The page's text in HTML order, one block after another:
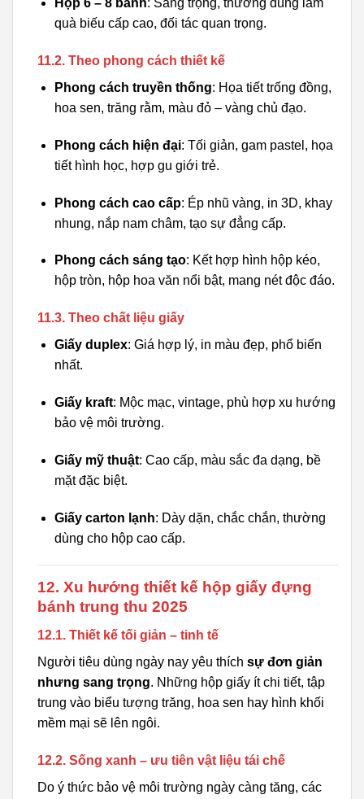
Hộp 6 – 8 bánh: Sang trọng, thường dùng làm
quà biếu cấp cao, đối tác quan trọng.
11.2. Theo phong cách thiết kế
Phong cách truyền thống: Họa tiết trống đồng,
hoa sen, trăng rằm, màu đỏ – vàng chủ đạo.
Phong cách hiện đại: Tối giản, gam pastel, họa
tiết hình học, hợp gu giới trẻ.
Phong cách cao cấp: Ép nhũ vàng, in 3D, khay
nhung, nắp nam châm, tạo sự đẳng cấp.
Phong cách sáng tạo: Kết hợp hình hộp kéo,
hộp tròn, hộp hoa văn nổi bật, mang nét độc đáo.
11.3. Theo chất liệu giấy
Giấy duplex: Giá hợp lý, in màu đẹp, phổ biến
nhất.
Giấy kraft: Mộc mạc, vintage, phù hợp xu hướng
bảo vệ môi trường.
Giấy mỹ thuật: Cao cấp, màu sắc đa dạng, bề
mặt đặc biệt.
Giấy carton lạnh: Dày dặn, chắc chắn, thường
dùng cho hộp cao cấp.
12. Xu hướng thiết kế hộp giấy đựng
bánh trung thu 2025
12.1. Thiết kế tối giản – tinh tế
Người tiêu dùng ngày nay yêu thích sự đơn giản
nhưng sang trọng. Những hộp giấy ít chi tiết, tập
trung vào biểu tượng trăng, hoa sen hay hình khối
mềm mại sẽ lên ngôi.
12.2. Sống xanh – ưu tiên vật liệu tái chế
Do ý thức bảo vệ môi trường ngày càng tăng, các